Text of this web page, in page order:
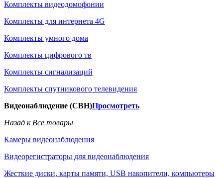
Комплекты видеодомофонии
Комплекты для интернета 4G
Комплекты умного дома
Комплекты цифрового тв
Комплекты сигнализаций
Комплекты спутникового телевидения
Видеонаблюдение (СВН)Просмотреть
Назад к Все товары
Камеры видеонаблюдения
Видеорегистраторы для видеонаблюдения
Жесткие диски, карты памяти, USB накопители, компьютеры